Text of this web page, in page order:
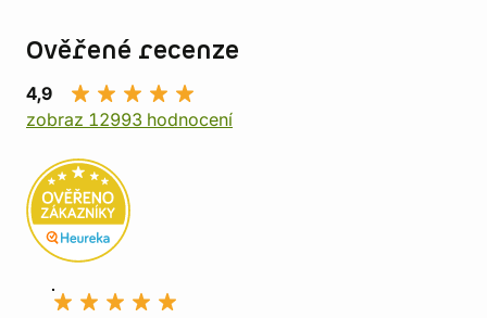
Ověřené recenze
4,9
zobraz 12993 hodnocení